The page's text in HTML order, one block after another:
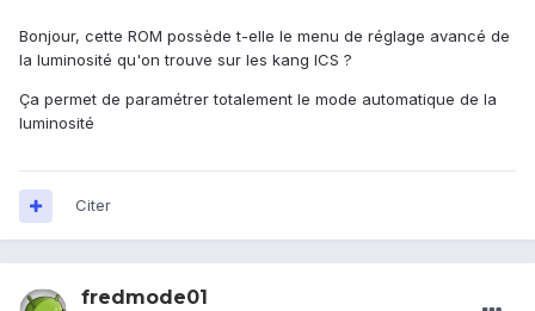
Bonjour, cette ROM possède t-elle le menu de réglage avancé de
la luminosité qu'on trouve sur les kang ICS ?
Ça permet de paramétrer totalement le mode automatique de la
luminosité
Citer
fredmode01